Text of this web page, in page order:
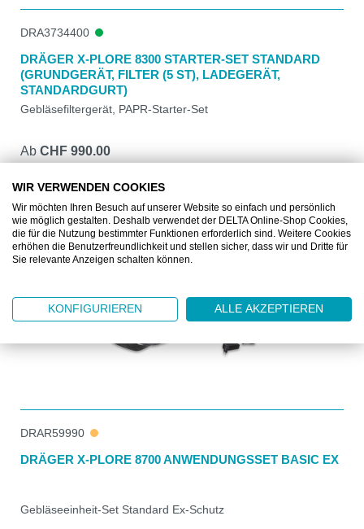
DRA3734400
DRÄGER X-PLORE 8300 STARTER-SET STANDARD
(GRUNDGERÄT, FILTER (5 ST), LADEGERÄT,
STANDARDGURT)
Gebläsefiltergerät, PAPR-Starter-Set
Ab CHF 990.00
DRAR59990
DRÄGER X-PLORE 8700 ANWENDUNGSSET BASIC EX
Gebläseeinheit-Set Standard Ex-Schutz
WIR VERWENDEN COOKIES
Wir möchten Ihren Besuch auf unserer Website so einfach und persönlich
wie möglich gestalten. Deshalb verwendet der DELTA Online-Shop Cookies,
die für die Nutzung bestimmter Funktionen erforderlich sind. Weitere Cookies
erhöhen die Benutzerfreundlichkeit und stellen sicher, dass wir und Dritte für
Sie relevante Anzeigen schalten können.
KONFIGURIEREN ALLE AKZEPTIEREN